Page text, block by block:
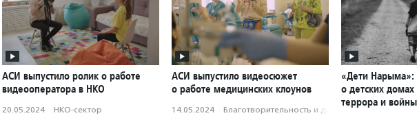
АСИ выпустило ролик о работе
видеооператора в НКО
20.05.2024 · НКО-сектор
АСИ выпустило видеосюжет
о работе медицинских клоунов
14.05.2024 · Благотвори­тель­ность и доброволь­чест­во
«Дети
о детских
террора и войны